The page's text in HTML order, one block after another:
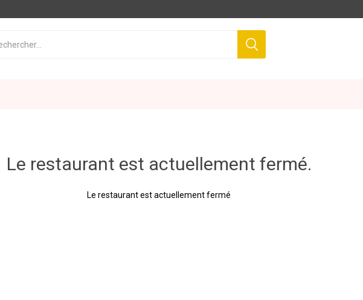
Le restaurant est actuellement fermé.
Le restaurant est actuellement fermé